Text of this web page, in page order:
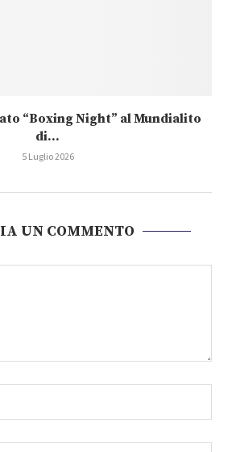
“Boxing Night” al Mundialito
di...
5 Luglio 2026
UN COMMENTO